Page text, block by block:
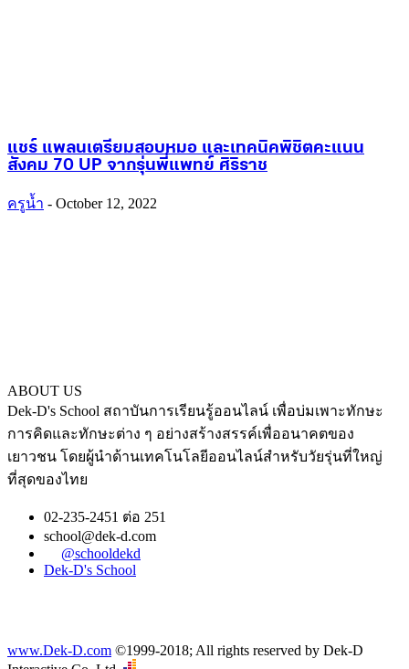
แชร์ แพลนเตรียมสอบหมอ และเทคนิคพิชิตคะแนน
สังคม 70 UP จากรุ่นพี่แพทย์ ศิริราช
ครูน้ำ - October 12, 2022
ABOUT US
Dek-D's School สถาบันการเรียนรู้ออนไลน์ เพื่อบ่มเพาะทักษะ
การคิดและทักษะต่าง ๆ อย่างสร้างสรรค์เพื่ออนาคตของ
เยาวชน โดยผู้นำด้านเทคโนโลยีออนไลน์สำหรับวัยรุ่นที่ใหญ่
ที่สุดของไทย
02-235-2451 ต่อ 251
school@dek-d.com
@schooldekd
Dek-D's School
www.Dek-D.com ©1999-2018; All rights reserved by Dek-D